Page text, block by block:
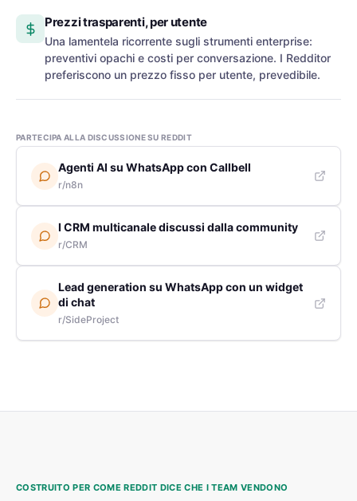
Prezzi trasparenti, per utente
Una lamentela ricorrente sugli strumenti enterprise:
preventivi opachi e costi per conversazione. I Redditor
preferiscono un prezzo fisso per utente, prevedibile.
PARTECIPA ALLA DISCUSSIONE SU REDDIT
Agenti AI su WhatsApp con Callbell
r/n8n
I CRM multicanale discussi dalla community
r/CRM
Lead generation su WhatsApp con un widget
di chat
r/SideProject
COSTRUITO PER COME REDDIT DICE CHE I TEAM VENDONO